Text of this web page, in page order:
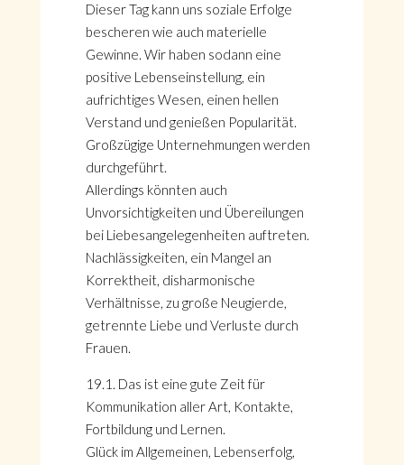
Dieser Tag kann uns soziale Erfolge
bescheren wie auch materielle
Gewinne. Wir haben sodann eine
positive Lebenseinstellung, ein
aufrichtiges Wesen, einen hellen
Verstand und genießen Popularität.
Großzügige Unternehmungen werden
durchgeführt.
Allerdings könnten auch
Unvorsichtigkeiten und Übereilungen
bei Liebesangelegenheiten auftreten.
Nachlässigkeiten, ein Mangel an
Korrektheit, disharmonische
Verhältnisse, zu große Neugierde,
getrennte Liebe und Verluste durch
Frauen.
19.1. Das ist eine gute Zeit für
Kommunikation aller Art, Kontakte,
Fortbildung und Lernen.
Glück im Allgemeinen, Lebenserfolg,